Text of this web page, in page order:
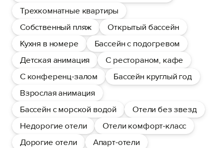
Трехкомнатные квартиры
Собственный пляж
Открытый бассейн
Кухня в номере
Бассейн с подогревом
Детская анимация
С рестораном, кафе
С конференц-залом
Бассейн круглый год
Взрослая анимация
Бассейн с морской водой
Отели без звезд
Недорогие отели
Отели комфорт-класс
Дорогие отели
Апарт-отели